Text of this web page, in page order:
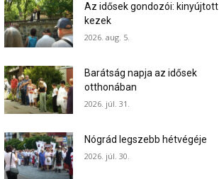
Az idősek gondozói: kinyújtott
kezek
2026. aug. 5.
Barátság napja az idősek
otthonában
2026. júl. 31.
Nógrád legszebb hétvégéje
2026. júl. 30.